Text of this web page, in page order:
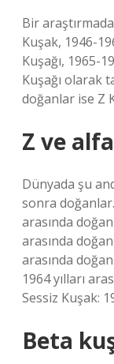
Bir
Kuşak, 1946-
Kuşağı, 1965-
Kuşağı olarak
doğanlar ise Z
Z ve
Dünyada şu
sonra doğanlar.
arasında
arasında
arasında
1964 yılları
Sessiz Kuşak:
Beta